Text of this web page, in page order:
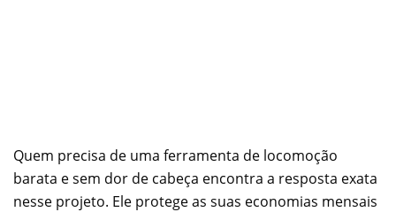
Quem precisa de uma ferramenta de locomoção
barata e sem dor de cabeça encontra a resposta exata
nesse projeto. Ele protege as suas economias mensais